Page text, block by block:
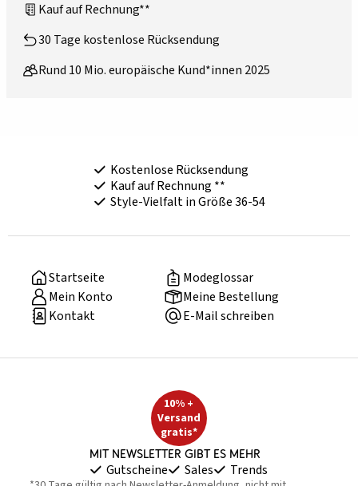
Kauf auf Rechnung**
30 Tage kostenlose Rücksendung
Rund 10 Mio. europäische Kund*innen 2025
Kostenlose Rücksendung
Kauf auf Rechnung **
Style-Vielfalt in Größe 36-54
Startseite
Modeglossar
Mein Konto
Meine Bestellung
Kontakt
E-Mail schreiben
10% +
Versand
gratis*
Mit Newsletter gibt es mehr
Gutscheine Sales Trends